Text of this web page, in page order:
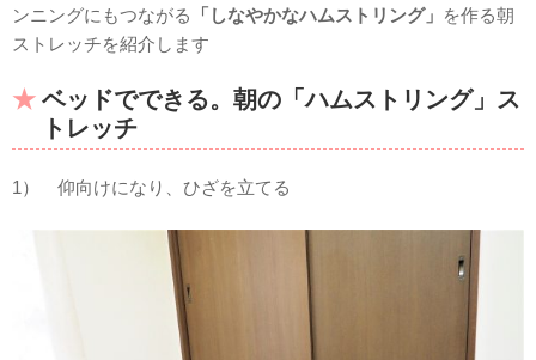
ンニングにもつながる
「しなやかなハムストリング」 を作る朝
ストレッチを紹介します
ベッドでできる。朝の「ハムストリング」ス
トレッチ
1） 仰向けになり、ひざを立てる